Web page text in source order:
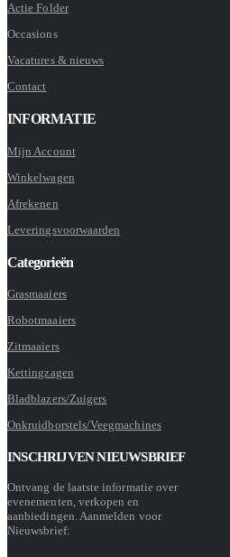
Actie Folder
Occasions
Vacatures & nieuws
Contact
INFORMATIE
Mijn Account
Winkelwagen
Afrekenen
Leveringsvoorwaarden
Categorieën
Grasmaaiers
Robotmaaiers
Zitmaaiers
Kettingzagen
Bladblazers/Zuigers
Onkruidborstels/Veegmachines
INSCHRIJVEN NIEUWSBRIEF
Ontvang de laatste informatie over
evenementen, verkopen en
aanbiedingen. Aanmelden voor
Nieuwsbrief: